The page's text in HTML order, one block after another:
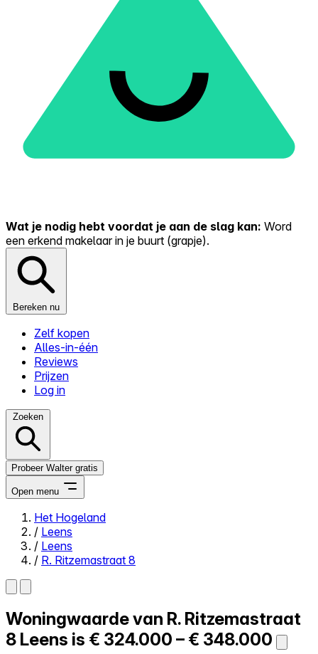
Wat je nodig hebt voordat je aan de slag kan: Word
een erkend makelaar in je buurt (grapje).
Bereken nu
Zelf kopen
Alles-in-één
Reviews
Prijzen
Log in
Zoeken
Probeer Walter gratis
Open menu
Close menu
Zelf kopen
Alles-in-één
Reviews
Het Hogeland
/ Leens
/ Leens
/ R. Ritzemastraat 8
Woningwaarde van R. Ritzemastraat
8 Leens is € 324.000 – € 348.000